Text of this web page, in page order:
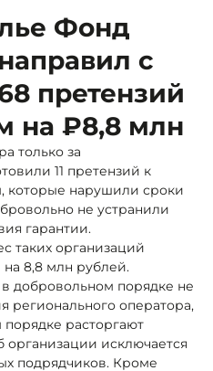
Фонд
с
претензий
на ₽8,8 млн
только за
11 претензий к
которые нарушили сроки
не устранили
гарантии.
таких организаций
8,8 млн рублей.
в добровольном порядке не
регионального оператора,
расторгают
исключается
подрядчиков. Кроме